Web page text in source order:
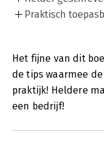
Praktisch
Het fijne van dit
de tips waarmee
praktijk! Heldere
een bedrijf!